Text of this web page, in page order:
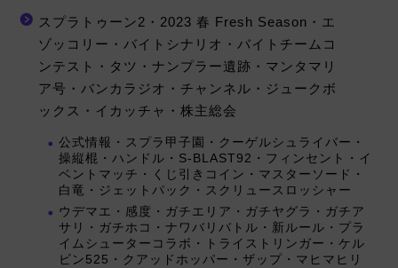
スプラトゥーン2・2023 春 Fresh Season・エ
ゾッコリー・バイトシナリオ・バイトチームコ
ンテスト・タツ・ナンプラー遺跡・マンタマリ
ア号・バンカラジオ・チャンネル・ジュークボ
ックス・イカッチャ・株主総会
公式情報・スプラ甲子園・クーゲルシュライバー・
操縦棍・ハンドル・S-BLAST92・フィンセント・イ
ベントマッチ・くじ引きコイン・マスターソード・
白竜・ジェットパック・スクリュースロッシャー
ウデマエ・感度・ガチエリア・ガチヤグラ・ガチア
サリ・ガチホコ・ナワバリバトル・新ルール・プラ
イムシューターコラボ・トライストリンガー・ケル
ビン525・クアッドホッパー・ザップ・マヒマヒリ